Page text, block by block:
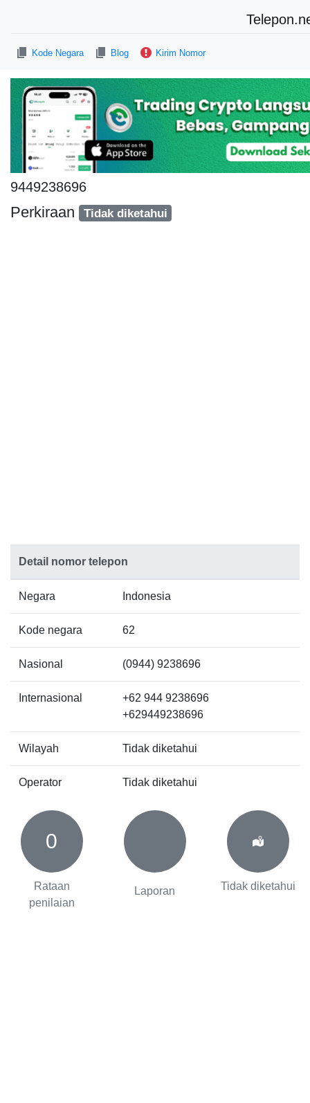
Kode Negara Blog Kirim Nomor
9449238696
Perkiraan Tidak diketahui
Detail nomor telepon
Negara Indonesia
Kode negara 62
Nasional (0944) 9238696
Internasional
+62 944 9238696
+629449238696
Wilayah Tidak diketahui
Operator Tidak diketahui
0
Rataan
penilaian
Laporan Tidak diketahui